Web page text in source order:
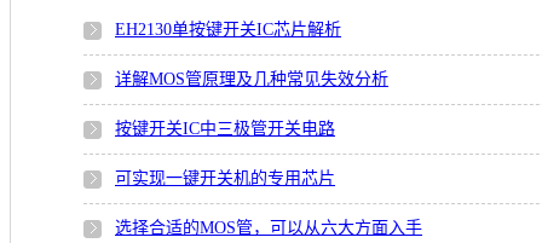
EH2130单按键开关IC芯片解析
详解MOS管原理及几种常见失效分析
按键开关IC中三极管开关电路
可实现一键开关机的专用芯片
选择合适的MOS管，可以从六大方面入手